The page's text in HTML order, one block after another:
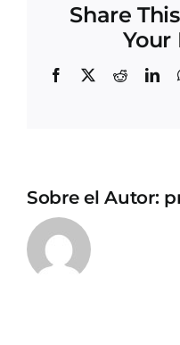
Share
Your
Facebook
X Reddit
Sobre el Autor: